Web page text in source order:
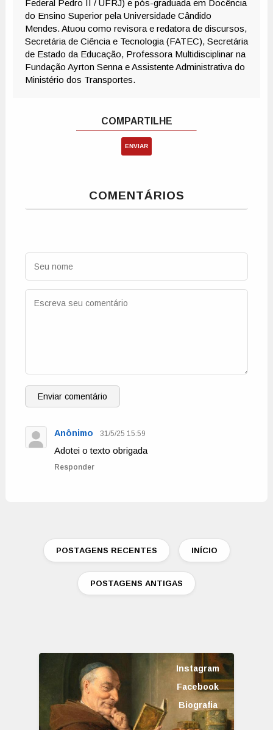
ENVIAR
COMENTÁRIOS
Enviar comentário
Anônimo 31/5/25 15:59
Adotei o texto obrigada
Responder
POSTAGENS RECENTES INÍCIO
POSTAGENS ANTIGAS
Instagram
Facebook
Biografia